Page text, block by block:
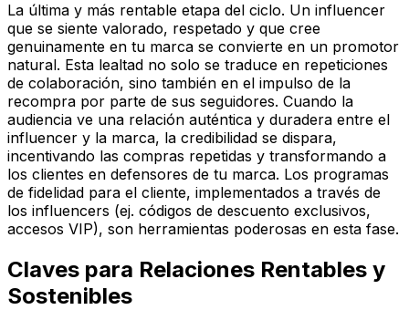
La última y más rentable etapa del ciclo. Un influencer
que se siente valorado, respetado y que cree
genuinamente en tu marca se convierte en un promotor
natural. Esta lealtad no solo se traduce en repeticiones
de colaboración, sino también en el impulso de la
recompra por parte de sus seguidores. Cuando la
audiencia ve una relación auténtica y duradera entre el
influencer y la marca, la credibilidad se dispara,
incentivando las compras repetidas y transformando a
los clientes en defensores de tu marca. Los programas
de fidelidad para el cliente, implementados a través de
los influencers (ej. códigos de descuento exclusivos,
accesos VIP), son herramientas poderosas en esta fase.
Claves para Relaciones Rentables y
Sostenibles